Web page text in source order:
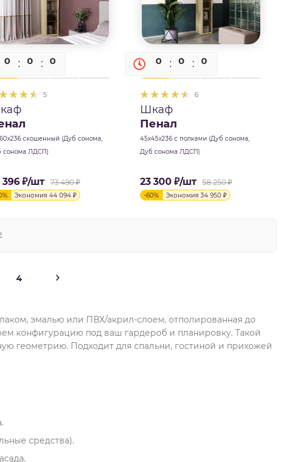
0 0 0
5
скошенный (Дуб сонома,
сонома ЛДСП)
396 ₽/шт 73 490₽
% Экономия 44 094 ₽
0 0 0
6
Шкаф
Пенал
45х45х236 с полками (Дуб сонома,
Дуб сонома ЛДСП)
23 300 ₽/шт 58 250₽
-60% Экономия 34 950 ₽
4
эмалью или ПВХ/акрил-слоем, отполированная до
конфигурацию под ваш гардероб и планировку. Такой
геометрию. Подходит для спальни, гостиной и прихожей
средства).